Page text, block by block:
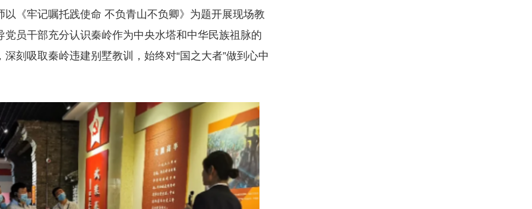
《牢记嘱托践使命 不负青山不负卿》为题开展现场教
员干部充分认识秦岭作为中央水塔和中华民族祖脉的
刻吸取秦岭违建别墅教训，始终对“国之大者”做到心中